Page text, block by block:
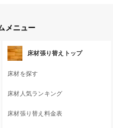
メニュー
床材張り替えトップ
床材を探す
床材人気ランキング
床材張り替え料金表